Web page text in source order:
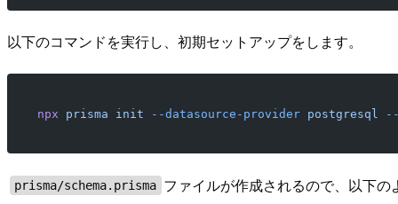
以下のコマンドを実行し、初期セットアップをします。
npx prisma init --datasource-provider postgresql --
prisma/schema.prisma ファイルが作成されるので、以下の